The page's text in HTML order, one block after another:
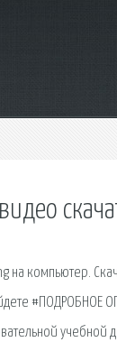
на компьютер.
учебной